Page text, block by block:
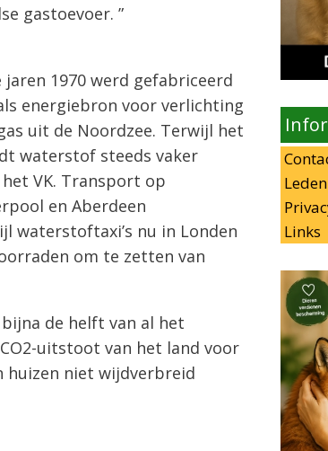
gastoevoer. ”
1970 werd gefabriceerd
energiebron voor verlichting
uit de Noordzee. Terwijl het
waterstof steeds vaker
VK. Transport op
en Aberdeen
waterstoftaxi’s nu in Londen
om te zetten van
de helft van al het
uitstoot van het land voor
huizen niet wijdverbreid
Leden
Links